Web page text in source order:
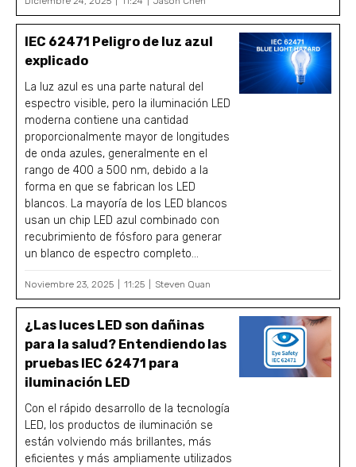
IEC 62471 Peligro de luz azul
explicado
La luz azul es una parte natural del
espectro visible, pero la iluminación LED
moderna contiene una cantidad
proporcionalmente mayor de longitudes
de onda azules, generalmente en el
rango de 400 a 500 nm, debido a la
forma en que se fabrican los LED
blancos. La mayoría de los LED blancos
usan un chip LED azul combinado con
recubrimiento de fósforo para generar
un blanco de espectro completo...
Noviembre 23, 2025 11:25 Steven Quan
¿Las luces LED son dañinas
para la salud? Entendiendo las
pruebas IEC 62471 para
iluminación LED
Con el rápido desarrollo de la tecnología
LED, los productos de iluminación se
están volviendo más brillantes, más
eficientes y más ampliamente utilizados